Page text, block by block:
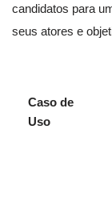
candidatos para
seus atores e
Caso de
Uso